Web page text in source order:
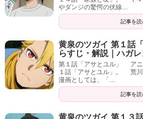
やダンジの驚愕の伏線...
記事を読
黄泉のツガイ 第１話
らすじ・解説｜ハガ
第１話「アサとユル」 アニ
１話「アサとユル」。 荒
漫画としては、「...
記事を読